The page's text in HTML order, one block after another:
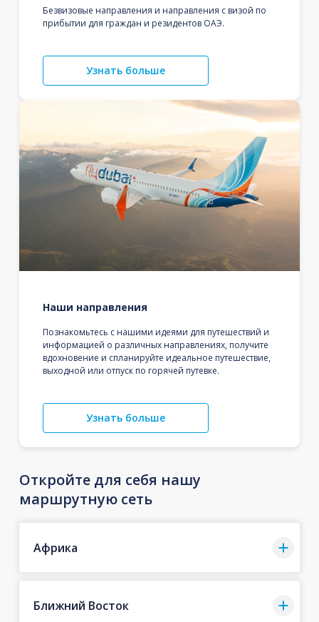
Безвизовые направления и направления с визой по
прибытии для граждан и резидентов ОАЭ.
Узнать больше
Наши направления
Познакомьтесь с нашими идеями для путешествий и
информацией о различных направлениях, получите
вдохновение и спланируйте идеальное путешествие,
выходной или отпуск по горячей путевке.
Узнать больше
Откройте для себя нашу
маршрутную сеть
Африка
Ближний Восток